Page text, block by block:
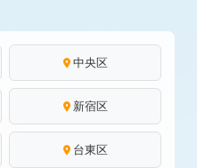
中央区
新宿区
台東区